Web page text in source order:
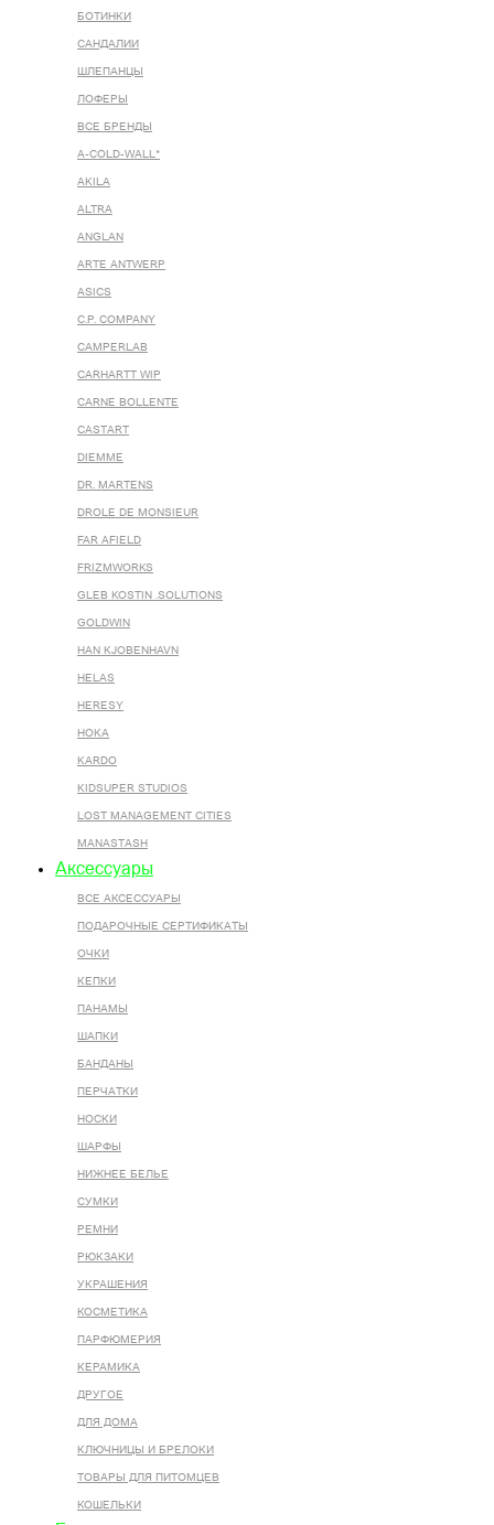
БОТИНКИ
САНДАЛИИ
ШЛЕПАНЦЫ
ЛОФЕРЫ
ВСЕ БРЕНДЫ
A-COLD-WALL*
AKILA
ALTRA
ANGLAN
ARTE ANTWERP
ASICS
C.P. COMPANY
CAMPERLAB
CARHARTT WIP
CARNE BOLLENTE
CASTART
DIEMME
DR. MARTENS
DROLE DE MONSIEUR
FAR AFIELD
FRIZMWORKS
GLEB KOSTIN .SOLUTIONS
GOLDWIN
HAN KJOBENHAVN
HELAS
HERESY
HOKA
KARDO
KIDSUPER STUDIOS
LOST MANAGEMENT CITIES
MANASTASH
Аксессуары
ВСЕ AКСЕССУАРЫ
ПОДАРОЧНЫЕ СЕРТИФИКАТЫ
ОЧКИ
КЕПКИ
ПАНАМЫ
ШАПКИ
БАНДАНЫ
ПЕРЧАТКИ
НОСКИ
ШАРФЫ
НИЖНЕЕ БЕЛЬЕ
СУМКИ
РЕМНИ
РЮКЗАКИ
УКРАШЕНИЯ
КОСМЕТИКА
ПАРФЮМЕРИЯ
КЕРАМИКА
ДРУГОЕ
ДЛЯ ДОМА
КЛЮЧНИЦЫ И БРЕЛОКИ
ТОВАРЫ ДЛЯ ПИТОМЦЕВ
КОШЕЛЬКИ